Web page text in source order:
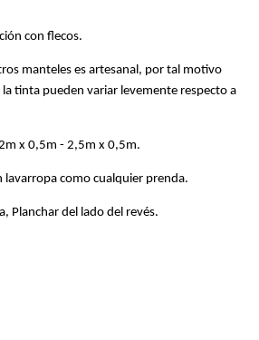
con flecos.
manteles es artesanal, por tal motivo
tinta pueden variar levemente respecto a
x 0,5m - 2,5m x 0,5m.
lavarropa como cualquier prenda.
Planchar del lado del revés.